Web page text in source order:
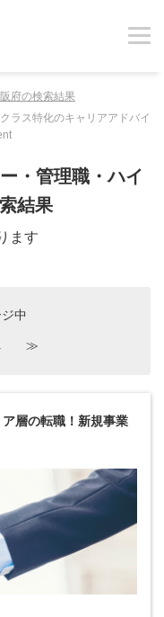
府の検索結果
ラス特化のキャリアアドバイ
・管理職・ハイ
結果
ます
中
≫
ア層の転職！新規事業